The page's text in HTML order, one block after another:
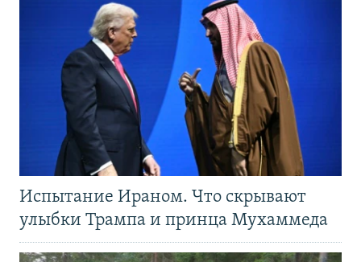
Испытание Ираном. Что скрывают
улыбки Трампа и принца Мухаммеда